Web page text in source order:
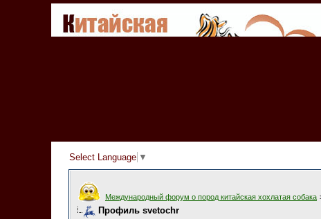
Select Language ▼
Международный форум о пород китайская хохлатая собака
Профиль svetochr